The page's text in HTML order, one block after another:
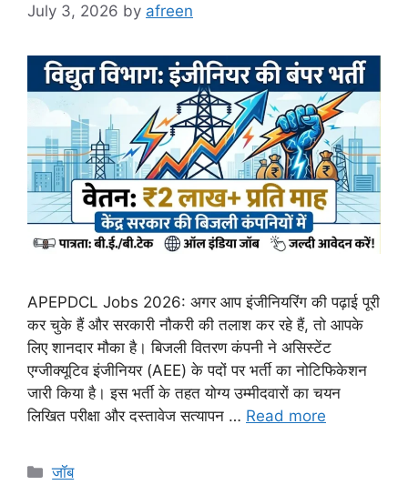
July 3, 2026 by afreen
APEPDCL Jobs 2026: अगर आप इंजीनियरिंग की पढ़ाई पूरी
कर चुके हैं और सरकारी नौकरी की तलाश कर रहे हैं, तो आपके
लिए शानदार मौका है। बिजली वितरण कंपनी ने असिस्टेंट
एग्जीक्यूटिव इंजीनियर (AEE) के पदों पर भर्ती का नोटिफिकेशन
जारी किया है। इस भर्ती के तहत योग्य उम्मीदवारों का चयन
लिखित परीक्षा और दस्तावेज सत्यापन … Read more
Categories
जॉब